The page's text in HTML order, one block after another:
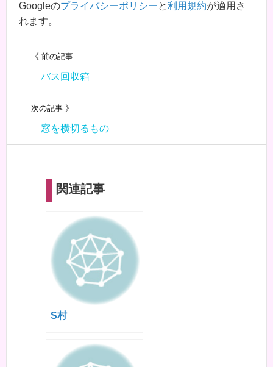
Googleのプライバシーポリシーと利用規約が適用さ
れます。
《 前の記事
バス回収箱
次の記事 》
窓を横切るもの
関連記事
S村